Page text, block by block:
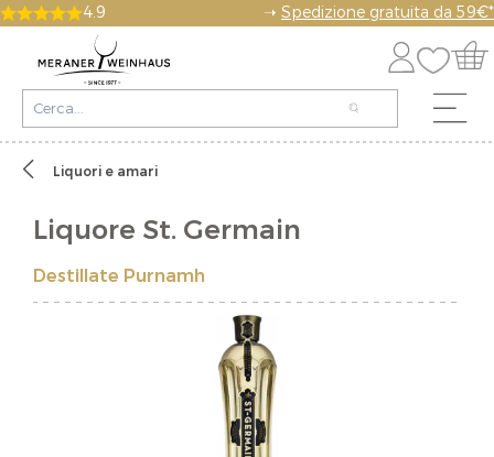
4.9 ➝ Spedizione gratuita da 59€*
Liquori e amari
Liquore St. Germain
Destillate Purnamh